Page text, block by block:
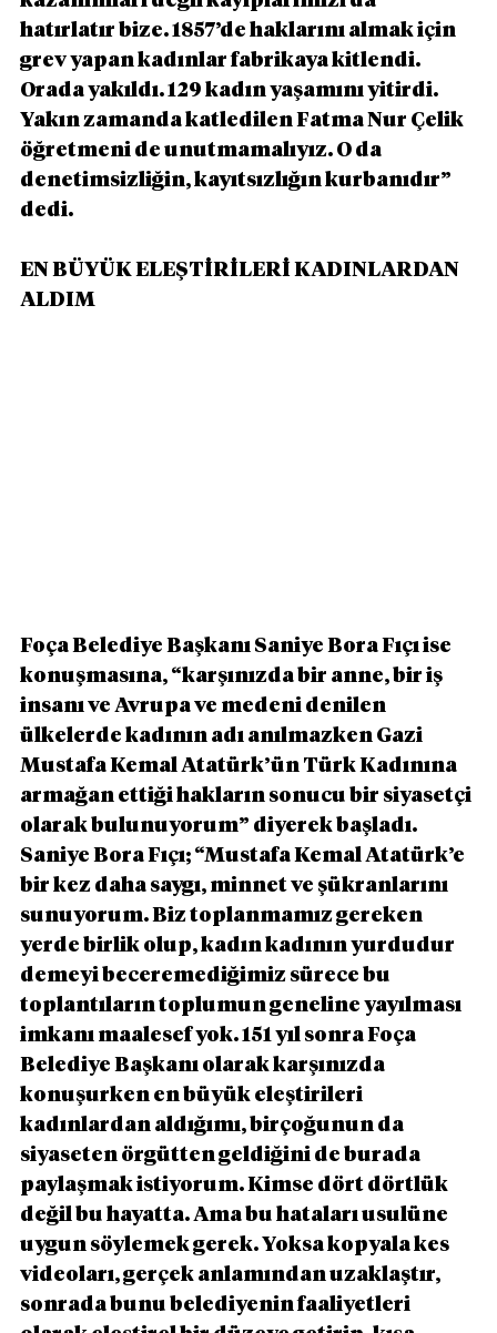
hatırlatır bize. 1857’de haklarını almak için
grev yapan kadınlar fabrikaya kitlendi.
Orada yakıldı. 129 kadın yaşamını yitirdi.
Yakın zamanda katledilen Fatma Nur Çelik
öğretmeni de unutmamalıyız. O da
denetimsizliğin, kayıtsızlığın kurbanıdır”
dedi.
EN BÜYÜK ELEŞTİRİLERİ KADINLARDAN
ALDIM
Foça Belediye Başkanı Saniye Bora Fıçı ise
konuşmasına, “karşınızda bir anne, bir iş
insanı ve Avrupa ve medeni denilen
ülkelerde kadının adı anılmazken Gazi
Mustafa Kemal Atatürk’ün Türk Kadınına
armağan ettiği hakların sonucu bir siyasetçi
olarak bulunuyorum” diyerek başladı.
Saniye Bora Fıçı; “Mustafa Kemal Atatürk’e
bir kez daha saygı, minnet ve şükranlarını
sunuyorum. Biz toplanmamız gereken
yerde birlik olup, kadın kadının yurdudur
demeyi beceremediğimiz sürece bu
toplantıların toplumun geneline yayılması
imkanı maalesef yok. 151 yıl sonra Foça
Belediye Başkanı olarak karşınızda
konuşurken en büyük eleştirileri
kadınlardan aldığımı, birçoğunun da
siyaseten örgütten geldiğini de burada
paylaşmak istiyorum. Kimse dört dörtlük
değil bu hayatta. Ama bu hataları usulüne
uygun söylemek gerek. Yoksa kopyala kes
videoları, gerçek anlamından uzaklaştır,
sonrada bunu belediyenin faaliyetleri